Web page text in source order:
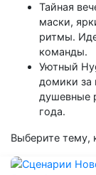
Тайная
маски,
ритмы.
команды.
Уютный
домики за
душевные
года.
Выберите тему,